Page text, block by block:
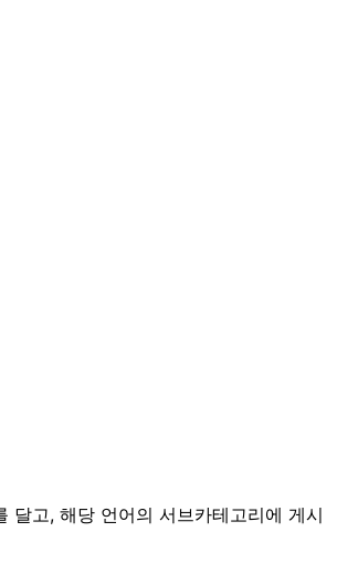
달고, 해당 언어의 서브카테고리에 게시